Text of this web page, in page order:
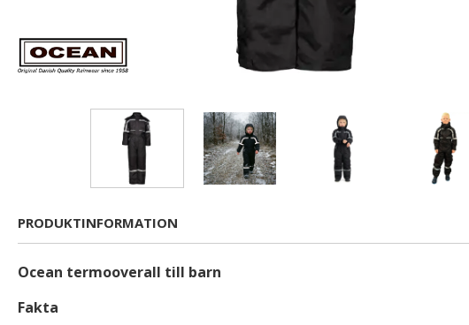
PRODUKTINFORMATION
Ocean termooverall till barn
Fakta